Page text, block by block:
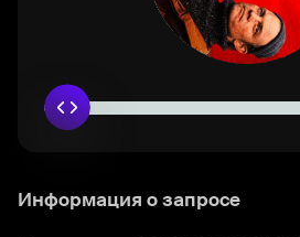
Информация о запросе